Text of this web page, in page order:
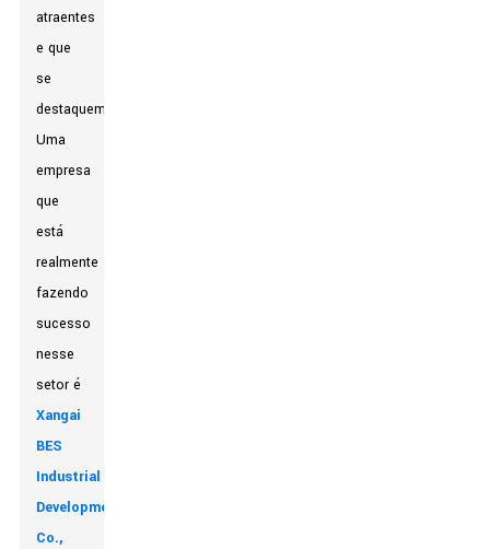
atraentes
e que
se
destaquem.
Uma
empresa
que
está
realmente
fazendo
sucesso
nesse
setor é
Xangai
BES
Industrial
Development
Co.,